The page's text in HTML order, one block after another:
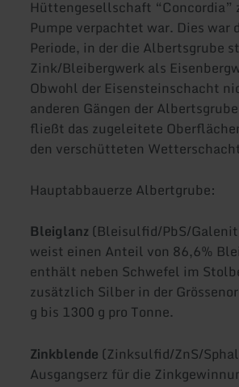
Hüttengesellschaft “Concordia”
Pumpe verpachtet war. Dies war
Periode, in der die Albertsgrube
Zink/Bleibergwerk als
Obwohl der Eisensteinschacht
anderen Gängen der
fließt das zugeleitete
den verschütteten
Hauptabbauerze Albertgrube:
Bleiglanz (Bleisulfid/PbS/
weist einen Anteil von 86,6%
enthält neben Schwefel im
zusätzlich Silber in der
g bis 1300 g pro Tonne.
Zinkblende (Zinksulfid/ZnS/
Ausgangserz für die